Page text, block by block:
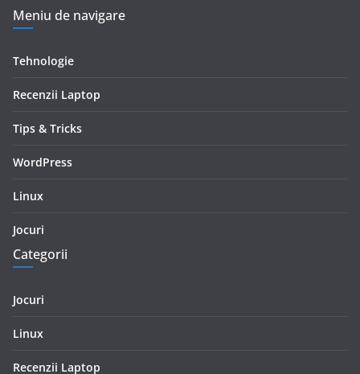
Meniu de navigare
Tehnologie
Recenzii Laptop
Tips & Tricks
WordPress
Linux
Jocuri
Categorii
Jocuri
Linux
Recenzii Laptop